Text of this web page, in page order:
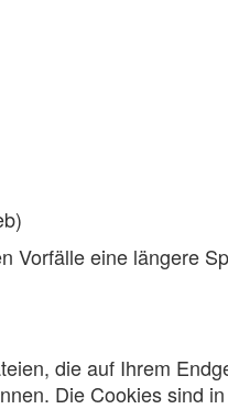
Vorfälle eine längere
die auf Ihrem
Die Cookies sind